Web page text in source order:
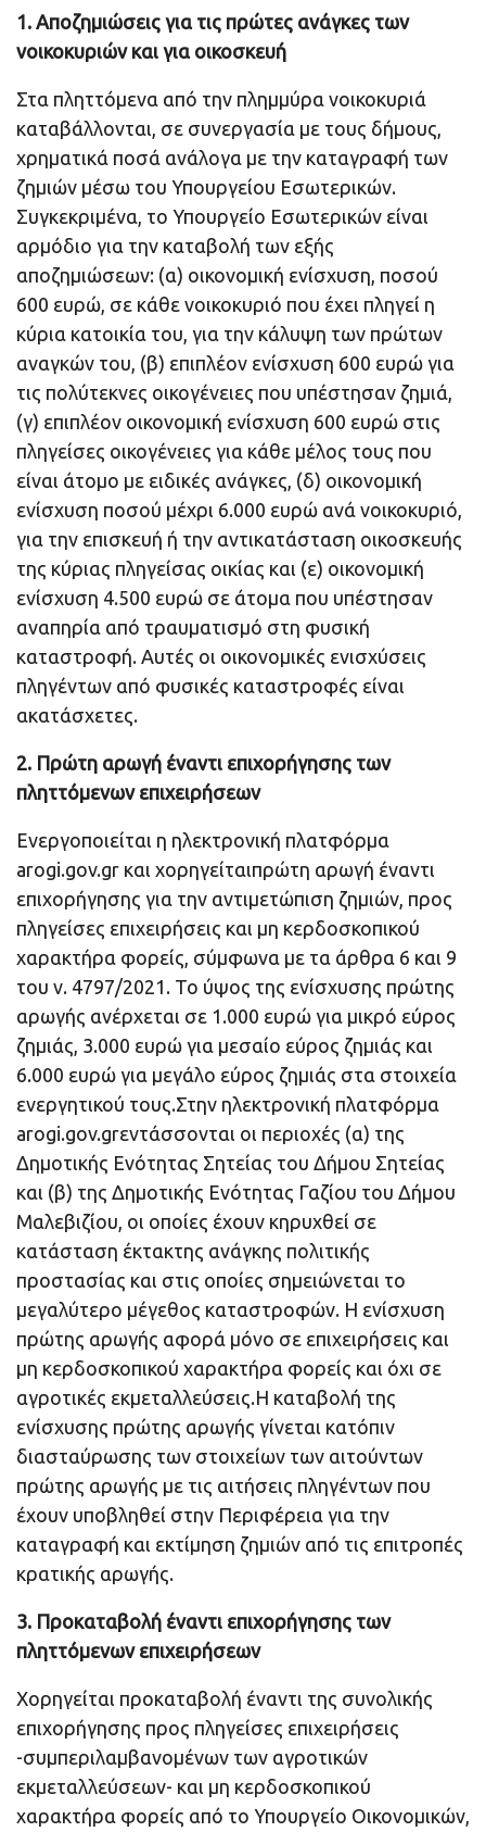
1. Αποζημιώσεις για τις πρώτες ανάγκες των
νοικοκυριών και για οικοσκευή
Στα πληττόμενα από την πλημμύρα νοικοκυριά
καταβάλλονται, σε συνεργασία με τους δήμους,
χρηματικά ποσά ανάλογα με την καταγραφή των
ζημιών μέσω του Υπουργείου Εσωτερικών.
Συγκεκριμένα, το Υπουργείο Εσωτερικών είναι
αρμόδιο για την καταβολή των εξής
αποζημιώσεων: (α) οικονομική ενίσχυση, ποσού
600 ευρώ, σε κάθε νοικοκυριό που έχει πληγεί η
κύρια κατοικία του, για την κάλυψη των πρώτων
αναγκών του, (β) επιπλέον ενίσχυση 600 ευρώ για
τις πολύτεκνες οικογένειες που υπέστησαν ζημιά,
(γ) επιπλέον οικονομική ενίσχυση 600 ευρώ στις
πληγείσες οικογένειες για κάθε μέλος τους που
είναι άτομο με ειδικές ανάγκες, (δ) οικονομική
ενίσχυση ποσού μέχρι 6.000 ευρώ ανά νοικοκυριό,
για την επισκευή ή την αντικατάσταση οικοσκευής
της κύριας πληγείσας οικίας και (ε) οικονομική
ενίσχυση 4.500 ευρώ σε άτομα που υπέστησαν
αναπηρία από τραυματισμό στη φυσική
καταστροφή. Αυτές οι οικονομικές ενισχύσεις
πληγέντων από φυσικές καταστροφές είναι
ακατάσχετες.
2. Πρώτη αρωγή έναντι επιχορήγησης των
πληττόμενων επιχειρήσεων
Ενεργοποιείται η ηλεκτρονική πλατφόρμα
arogi.gov.gr και χορηγείταιπρώτη αρωγή έναντι
επιχορήγησης για την αντιμετώπιση ζημιών, προς
πληγείσες επιχειρήσεις και μη κερδοσκοπικού
χαρακτήρα φορείς, σύμφωνα με τα άρθρα 6 και 9
του ν. 4797/2021. Το ύψος της ενίσχυσης πρώτης
αρωγής ανέρχεται σε 1.000 ευρώ για μικρό εύρος
ζημιάς, 3.000 ευρώ για μεσαίο εύρος ζημιάς και
6.000 ευρώ για μεγάλο εύρος ζημιάς στα στοιχεία
ενεργητικού τους.Στην ηλεκτρονική πλατφόρμα
arogi.gov.grεντάσσονται οι περιοχές (α) της
Δημοτικής Ενότητας Σητείας του Δήμου Σητείας
και (β) της Δημοτικής Ενότητας Γαζίου του Δήμου
Μαλεβιζίου, οι οποίες έχουν κηρυχθεί σε
κατάσταση έκτακτης ανάγκης πολιτικής
προστασίας και στις οποίες σημειώνεται το
μεγαλύτερο μέγεθος καταστροφών. Η ενίσχυση
πρώτης αρωγής αφορά μόνο σε επιχειρήσεις και
μη κερδοσκοπικού χαρακτήρα φορείς και όχι σε
αγροτικές εκμεταλλεύσεις.Η καταβολή της
ενίσχυσης πρώτης αρωγής γίνεται κατόπιν
διασταύρωσης των στοιχείων των αιτούντων
πρώτης αρωγής με τις αιτήσεις πληγέντων που
έχουν υποβληθεί στην Περιφέρεια για την
καταγραφή και εκτίμηση ζημιών από τις επιτροπές
κρατικής αρωγής.
3. Προκαταβολή έναντι επιχορήγησης των
πληττόμενων επιχειρήσεων
Χορηγείται προκαταβολή έναντι της συνολικής
επιχορήγησης προς πληγείσες επιχειρήσεις
-συμπεριλαμβανομένων των αγροτικών
εκμεταλλεύσεων- και μη κερδοσκοπικού
χαρακτήρα φορείς από το Υπουργείο Οικονομικών,